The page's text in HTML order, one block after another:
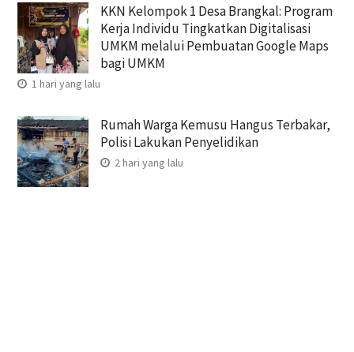
KKN Kelompok 1 Desa Brangkal: Program
Kerja Individu Tingkatkan Digitalisasi
UMKM melalui Pembuatan Google Maps
bagi UMKM
1 hari yang lalu
Rumah Warga Kemusu Hangus Terbakar,
Polisi Lakukan Penyelidikan
2 hari yang lalu